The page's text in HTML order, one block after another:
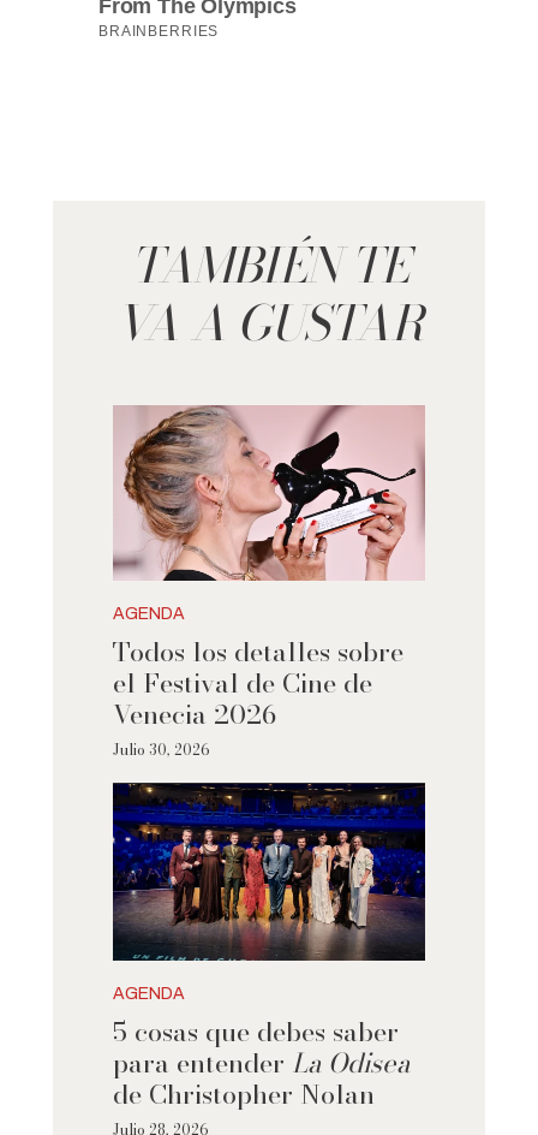
TAMBIÉN TE
VA A GUSTAR
AGENDA
Todos los detalles sobre
el Festival de Cine de
Venecia 2026
Julio 30, 2026
AGENDA
5 cosas que debes saber
para entender La Odisea
de Christopher Nolan
Julio 28, 2026